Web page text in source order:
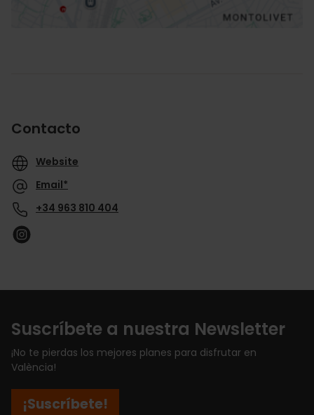
Contacto
Website
Email*
+34 963 810 404
Suscríbete a nuestra Newsletter
¡No te pierdas los mejores planes para disfrutar en
València!
¡Suscríbete!